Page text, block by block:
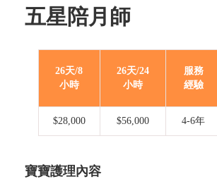
五星陪月師
26天/8
小時
26天/24
小時
服務
經驗
$28,000 $56,000 4-6年
寶寶護理內容